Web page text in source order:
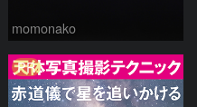
momonako
PR